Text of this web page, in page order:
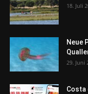
18. Juli
Neue
29. Juni
Costa